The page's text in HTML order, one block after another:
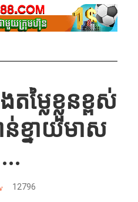
ម្លៃខ្លួនខ្ពស់
ខ្នាយមាស
12796